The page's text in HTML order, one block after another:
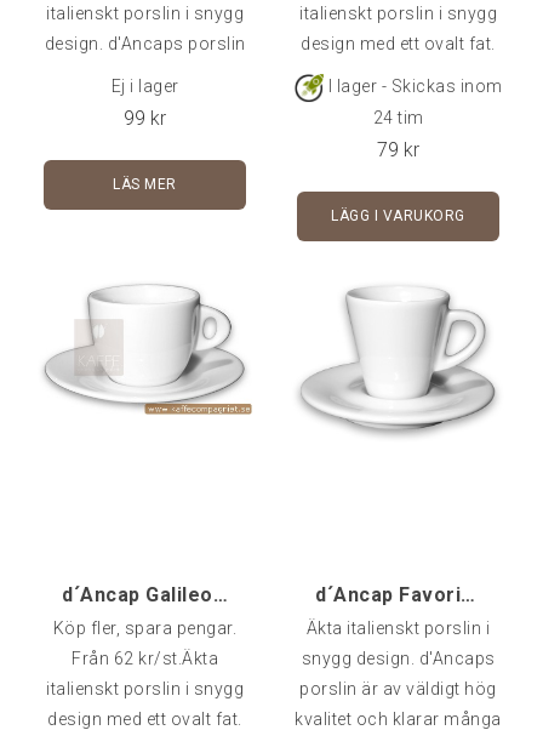
italienskt porslin i snygg
design. d'Ancaps porslin
är av väldigt hög kvalitet
Denna kopp är i princip
identisk med modellen
populäraste koppar vi
haft.Rymmer 15 cl - Fat
ingår i priset.Kommer
styckvis, i 6-pack eller 24-
pack.
Ej i lager
99 kr
LÄS MER
italienskt porslin i snygg
design med ett ovalt fat.
d'Ancaps porslin är av
väldigt hög kvalitet och
Rymmer 8 cl - Fat ingår i
priset.Går att köpa
pack.
I lager - Skickas inom
24 tim
79 kr
LÄGG I VARUKORG
d´Ancap Galileo Cappuccino - 1 st
Köp fler, spara pengar.
Från 62 kr/st.Äkta
italienskt porslin i snygg
design med ett ovalt fat.
d´Ancap Favorita Espresso
Äkta italienskt porslin i
snygg design. d'Ancaps
porslin är av väldigt hög
kvalitet och klarar många